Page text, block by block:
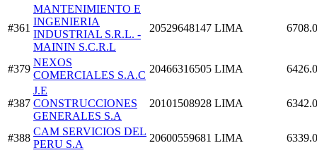
#361
MANTENIMIENTO E
INGENIERIA
INDUSTRIAL S.R.L. -
MAININ S.C.R.L
20529648147 LIMA
#379
NEXOS
COMERCIALES S.A.C
20466316505 LIMA
#387
J.E
CONSTRUCCIONES
GENERALES S.A
20101508928 LIMA
#388
CAM SERVICIOS DEL
PERU S.A
20600559681 LIMA